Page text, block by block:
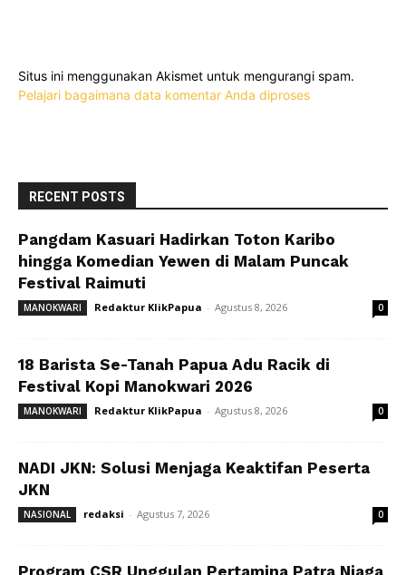
Situs ini menggunakan Akismet untuk mengurangi spam.
Pelajari bagaimana data komentar Anda diproses
RECENT POSTS
Pangdam Kasuari Hadirkan Toton Karibo
hingga Komedian Yewen di Malam Puncak
Festival Raimuti
MANOKWARI Redaktur KlikPapua - Agustus 8, 2026 0
18 Barista Se-Tanah Papua Adu Racik di
Festival Kopi Manokwari 2026
MANOKWARI Redaktur KlikPapua - Agustus 8, 2026 0
NADI JKN: Solusi Menjaga Keaktifan Peserta
JKN
NASIONAL redaksi - Agustus 7, 2026 0
Program CSR Unggulan Pertamina Patra Niaga